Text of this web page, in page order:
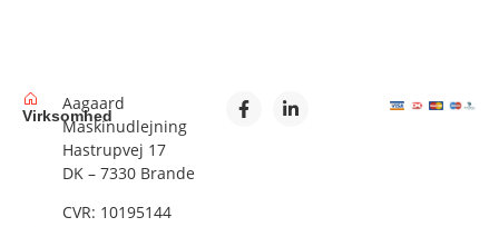
Virksomhed
Aagaard
Maskinudlejning
Hastrupvej 17
DK – 7330 Brande
CVR: 10195144